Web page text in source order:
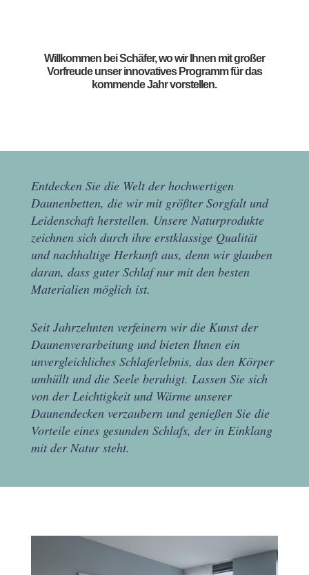
Willkommen bei Schäfer, wo wir Ihnen mit großer
Vorfreude unser innovatives Programm für das
kommende Jahr vorstellen.
Entdecken Sie die Welt der hochwertigen
Daunenbetten, die wir mit größter Sorgfalt und
Leidenschaft herstellen. Unsere Naturprodukte
zeichnen sich durch ihre erstklassige Qualität
und nachhaltige Herkunft aus, denn wir glauben
daran, dass guter Schlaf nur mit den besten
Materialien möglich ist.
Seit Jahrzehnten verfeinern wir die Kunst der
Daunenverarbeitung und bieten Ihnen ein
unvergleichliches Schlaferlebnis, das den Körper
umhüllt und die Seele beruhigt. Lassen Sie sich
von der Leichtigkeit und Wärme unserer
Daunendecken verzaubern und genießen Sie die
Vorteile eines gesunden Schlafs, der in Einklang
mit der Natur steht.